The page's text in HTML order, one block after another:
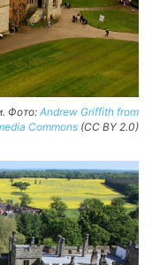
Фото: Andrew Griffith from
Commons (CC BY 2.0)